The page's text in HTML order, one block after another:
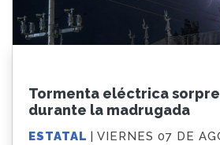
Tormenta eléctrica
durante la madrugada
ESTATAL | VIERNES 07 DE